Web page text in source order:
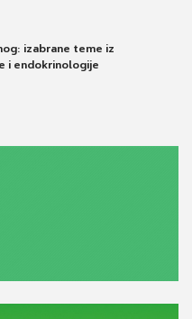
izabrane teme iz
i endokrinologije